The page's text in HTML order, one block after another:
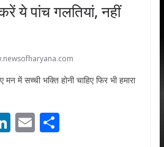
ये पांच गलतियां, नहीं
में सच्ची भक्ति होनी चाहिए फिर भी हमारा
Li E S